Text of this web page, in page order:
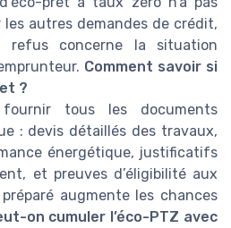
autres demandes de crédit,
concerne la situation
Comment savoir si
?
tous les documents
: devis détaillés des travaux,
énergétique, justificatifs
et preuves d’éligibilité aux
augmente les chances
on cumuler l’éco-PTZ avec